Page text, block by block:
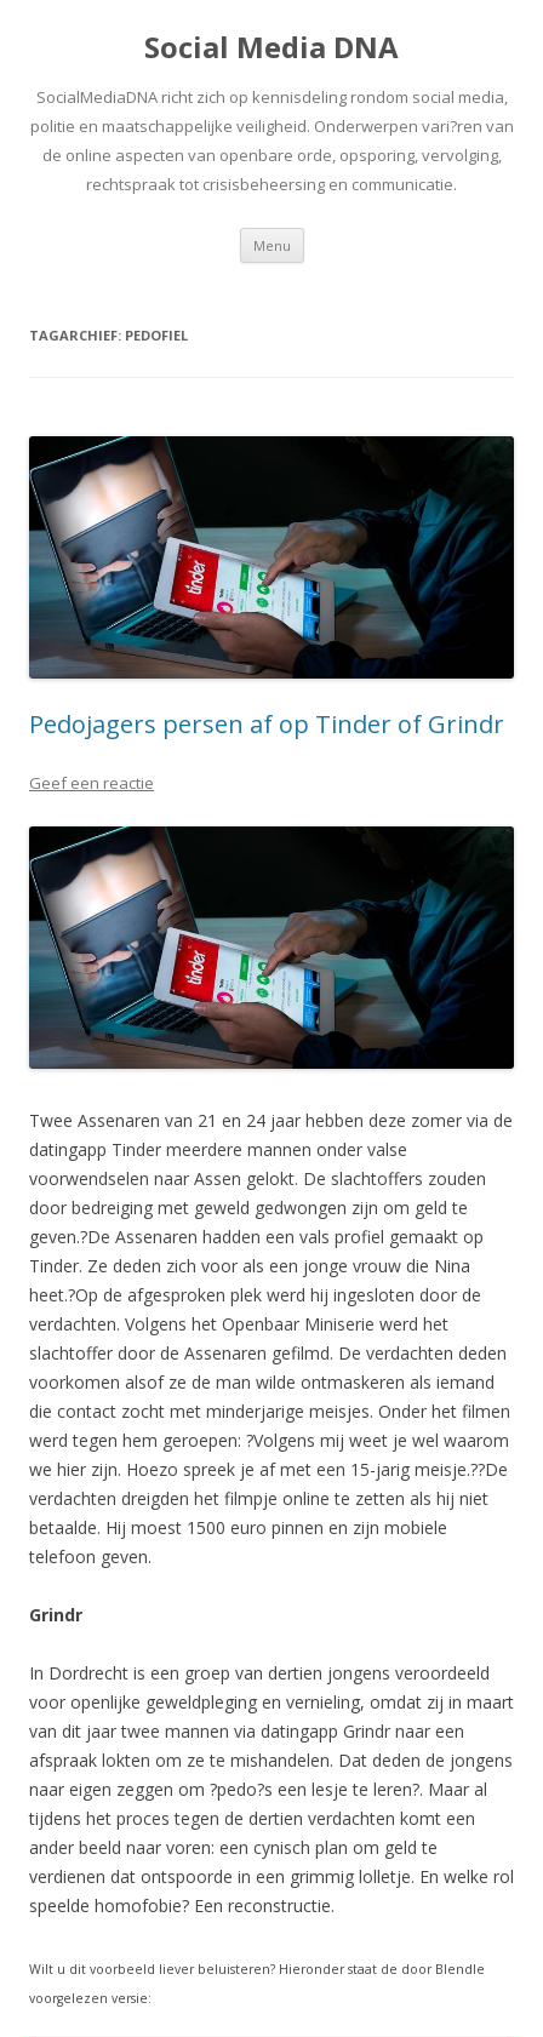
Social Media DNA
SocialMediaDNA richt zich op kennisdeling rondom social media,
politie en maatschappelijke veiligheid. Onderwerpen vari?ren van
de online aspecten van openbare orde, opsporing, vervolging,
rechtspraak tot crisisbeheersing en communicatie.
Menu Spring
inhoud
TAGARCHIEF: PEDOFIEL
Pedojagers persen af op Tinder of Grindr
Geef een reactie
Twee Assenaren van 21 en 24 jaar hebben deze zomer via de
datingapp Tinder meerdere mannen onder valse
voorwendselen naar Assen gelokt. De slachtoffers zouden
door bedreiging met geweld gedwongen zijn om geld te
geven.?De Assenaren hadden een vals profiel gemaakt op
Tinder. Ze deden zich voor als een jonge vrouw die Nina
heet.?Op de afgesproken plek werd hij ingesloten door de
verdachten. Volgens het Openbaar Miniserie werd het
slachtoffer door de Assenaren gefilmd. De verdachten deden
voorkomen alsof ze de man wilde ontmaskeren als iemand
die contact zocht met minderjarige meisjes. Onder het filmen
werd tegen hem geroepen: ?Volgens mij weet je wel waarom
we hier zijn. Hoezo spreek je af met een 15-jarig meisje.??De
verdachten dreigden het filmpje online te zetten als hij niet
betaalde. Hij moest 1500 euro pinnen en zijn mobiele
telefoon geven.
Grindr
In Dordrecht is een groep van dertien jongens veroordeeld
voor openlijke geweldpleging en vernieling, omdat zij in maart
van dit jaar twee mannen via datingapp Grindr naar een
afspraak lokten om ze te mishandelen. Dat deden de jongens
naar eigen zeggen om ?pedo?s een lesje te leren?. Maar al
tijdens het proces tegen de dertien verdachten komt een
ander beeld naar voren: een cynisch plan om geld te
verdienen dat ontspoorde in een grimmig lolletje. En welke rol
speelde homofobie? Een reconstructie.
Wilt u dit voorbeeld liever beluisteren? Hieronder staat de door Blendle
voorgelezen versie: